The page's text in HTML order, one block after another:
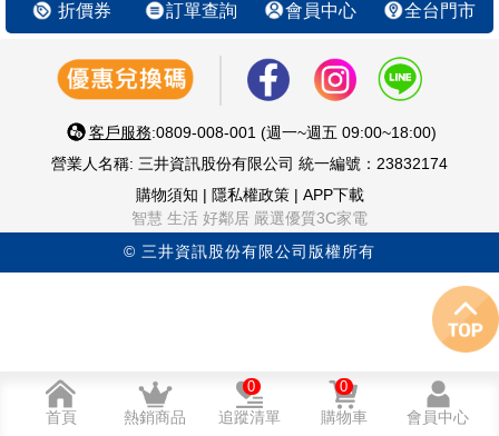
折價券 訂單查詢 會員中心 全台門市
客戶服務:0809-008-001 (週一~週五 09:00~18:00)
營業人名稱: 三井資訊股份有限公司 統一編號：23832174
購物須知 | 隱私權政策| APP下載
智慧 生活 好鄰居 嚴選優質3C家電
© 三井資訊股份有限公司版權所有
首頁 熱銷商品 追蹤清單
0
購物車
0
會員中心